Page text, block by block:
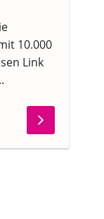
10.000
Link